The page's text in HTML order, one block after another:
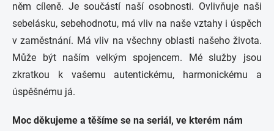
něm cíleně. Je součástí naší osobnosti. Ovlivňuje naši
sebelásku, sebehodnotu, má vliv na naše vztahy i úspěch
v zaměstnání. Má vliv na všechny oblasti našeho života.
Může být naším velkým spojencem. Mé služby jsou
zkratkou k vašemu autentickému, harmonickému a
úspěšnému já.
Moc děkujeme a těšíme se na seriál, ve kterém nám